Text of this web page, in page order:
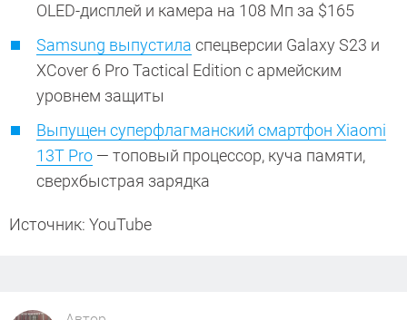
OLED-дисплей и камера на 108 Мп за $165
Samsung выпустила спецверсии Galaxy S23 и
XCover 6 Pro Tactical Edition с армейским
уровнем защиты
Выпущен суперфлагманский смартфон Xiaomi
13T Pro — топовый процессор, куча памяти,
сверхбыстрая зарядка
Источник: YouTube